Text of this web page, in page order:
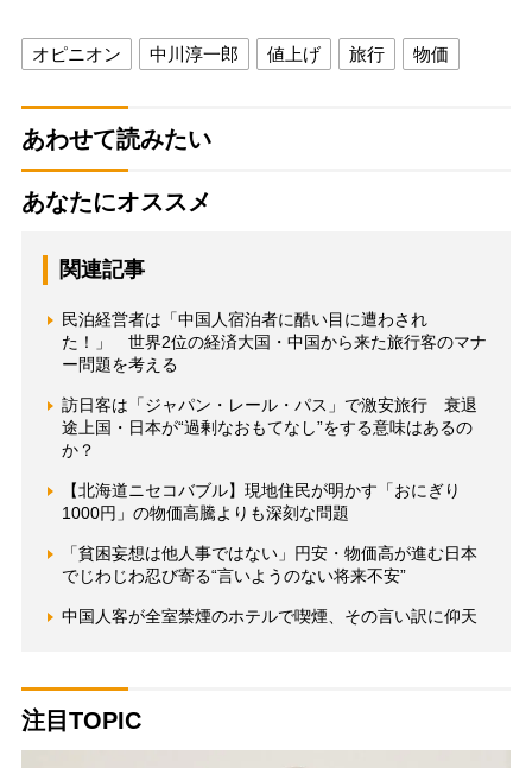
オピニオン 中川淳一郎 値上げ 旅行 物価
あわせて読みたい
あなたにオススメ
関連記事
民泊経営者は「中国人宿泊者に酷い目に遭わされ
た！」 世界2位の経済大国・中国から来た旅行客のマナ
ー問題を考える
訪日客は「ジャパン・レール・パス」で激安旅行 衰退
途上国・日本が“過剰なおもてなし”をする意味はあるの
か？
【北海道ニセコバブル】現地住民が明かす「おにぎり
1000円」の物価高騰よりも深刻な問題
「貧困妄想は他人事ではない」円安・物価高が進む日本
でじわじわ忍び寄る“言いようのない将来不安”
中国人客が全室禁煙のホテルで喫煙、その言い訳に仰天
注目TOPIC